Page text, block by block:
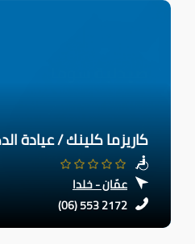
كاريزما كلينك / عيادة
عمّان - خلدا
(06) 553 2172